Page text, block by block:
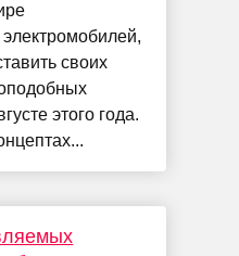
своих
этого года.